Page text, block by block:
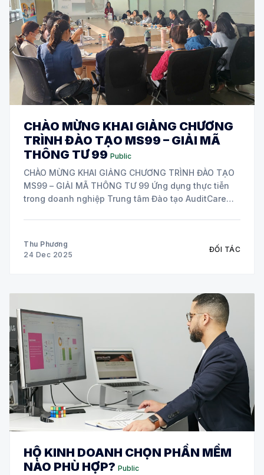
CHÀO MỪNG KHAI GIẢNG CHƯƠNG
TRÌNH ĐÀO TẠO MS99 – GIẢI MÃ
THÔNG TƯ 99 Public
CHÀO MỪNG KHAI GIẢNG CHƯƠNG TRÌNH ĐÀO TẠO
MS99 – GIẢI MÃ THÔNG TƯ 99 Ứng dụng thực tiễn
trong doanh nghiệp Trung tâm Đào tạo AuditCare
Thu Phương
24 Dec 2025
ĐỐI TÁC
HỘ KINH DOANH CHỌN PHẦN MỀM
NÀO PHÙ HỢP? Public